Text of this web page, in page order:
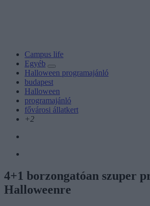
Campus life
Egyéb
Halloween programajánló
budapest
Halloween
programajánló
fővárosi állatkert
+2
4+1 borzongatóan szuper
Halloweenre